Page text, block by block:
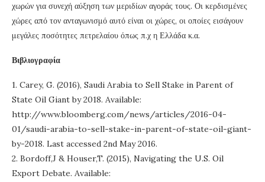
χωρών για συνεχή αύξηση των μεριδίων αγοράς τους. Οι κερδισμένες
χώρες από τον ανταγωνισμό αυτό είναι οι χώρες, οι οποίες εισάγουν
μεγάλες ποσότητες πετρελαίου όπως π.χ η Ελλάδα κ.α.
Βιβλιογραφία
1. Carey, G. (2016), Saudi Arabia to Sell Stake in Parent of
State Oil Giant by 2018. Available:
http://www.bloomberg.com/news/articles/2016-04-
01/saudi-arabia-to-sell-stake-in-parent-of-state-oil-giant-
by-2018. Last accessed 2nd May 2016.
2. Bordoff,J & Houser,T. (2015), Navigating the U.S. Oil
Export Debate. Available: